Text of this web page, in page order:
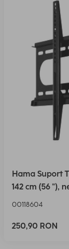
Hama Suport
142 cm (56 "),
00118604
250,90 RON